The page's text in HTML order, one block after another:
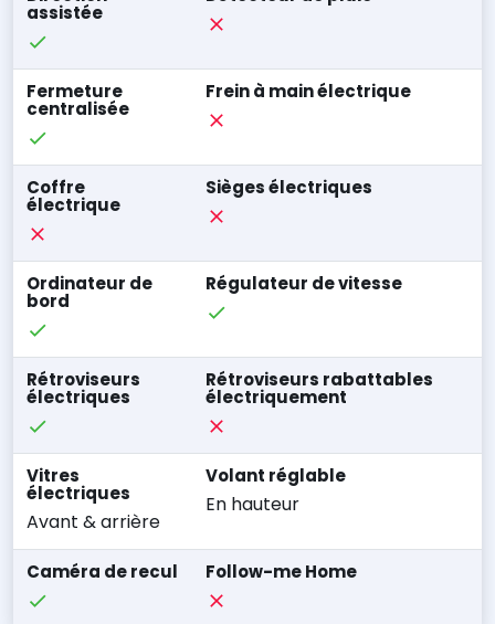
assistée
Fermeture
centralisée
Frein à main électrique
Coffre
électrique
Sièges électriques
Ordinateur de
bord
Régulateur de vitesse
Rétroviseurs
électriques
Rétroviseurs rabattables
électriquement
Vitres
électriques
Avant & arrière
Volant réglable
En hauteur
Caméra de recul Follow-me Home